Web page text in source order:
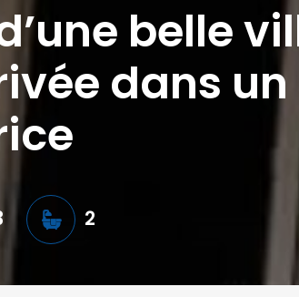
belle
dans
2